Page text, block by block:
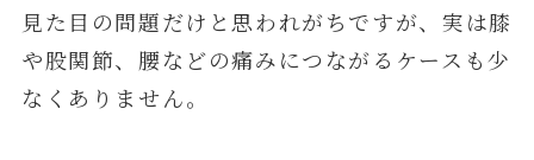
見た目の問題だけと思われがちですが、実は膝
や股関節、腰などの痛みにつながるケースも少
なくありません。